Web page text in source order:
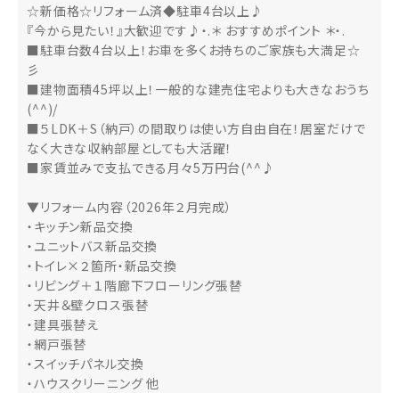
☆新価格☆リフォーム済◆駐車4台以上♪
『今から見たい！』大歓迎です♪・.＊ おすすめポイント ＊・.
■駐車台数4台以上！お車を多くお持ちのご家族も大満足☆
彡
■建物面積45坪以上！一般的な建売住宅よりも大きなおうち
(^^)/
■５LDK＋S（納戸）の間取りは使い方自由自在！居室だけで
なく大きな収納部屋としても大活躍！
■家賃並みで支払できる月々5万円台(^^♪
▼リフォーム内容（2026年２月完成）
・キッチン新品交換
・ユニットバス新品交換
・トイレ×２箇所・新品交換
・リビング＋１階廊下フローリング張替
・天井＆壁クロス張替
・建具張替え
・網戸張替
・スイッチパネル交換
・ハウスクリーニング 他